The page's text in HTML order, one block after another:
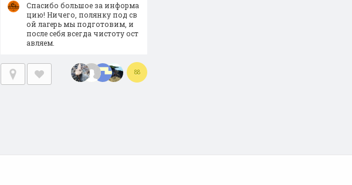
Спасибо большое за информа
цию! Ничего, полянку под св
ой лагерь мы подготовим, и
после себя всегда чистоту ост
авляем.
88